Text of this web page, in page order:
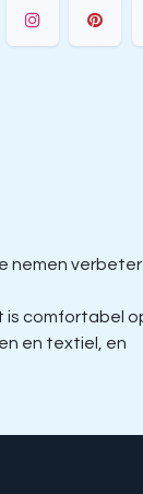
nemen
is comfortabel
en textiel, en